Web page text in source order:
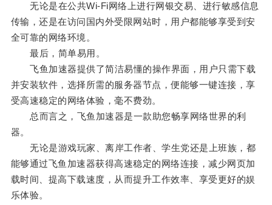
无论是在公共Wi-Fi网络上进行网银交易、进行敏感信息
传输，还是在访问国内外受限网站时，用户都能够享受到安
全可靠的网络环境。
最后，简单易用。
飞鱼加速器提供了简洁易懂的操作界面，用户只需下载
并安装软件，选择所需的服务器节点，便能够一键连接，享
受高速稳定的网络体验，毫不费劲。
总而言之，飞鱼加速器是一款助您畅享网络世界的利
器。
无论是游戏玩家、离岸工作者、学生党还是上班族，都
能够通过飞鱼加速器获得高速稳定的网络连接，减少网页加
载时间、提高下载速度，从而提升工作效率、享受更好的娱
乐体验。